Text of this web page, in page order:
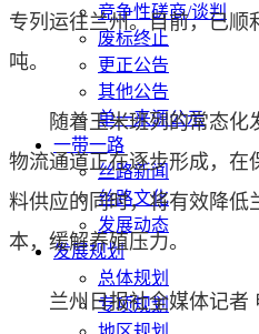
竞争性磋商/谈判
废标终止
更正公告
其他公告
单一来源公示
一带一路
丝路新闻
丝路文化
发展动态
发展规划
总体规划
专项规划
专列运往兰州。目前，已顺
吨。
随着玉米班列的常态化
物流通道正在逐步形成，在
料供应的同时，将有效降低
本，缓解养殖压力。
兰州日报社全媒体记者